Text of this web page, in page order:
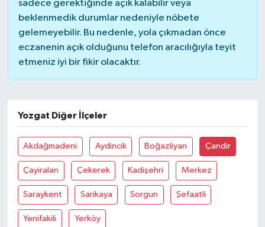
sadece gerektiğinde açık kalabilir veya
beklenmedik durumlar nedeniyle nöbete
gelemeyebilir. Bu nedenle, yola çıkmadan önce
eczanenin açık olduğunu telefon aracılığıyla teyit
etmeniz iyi bir fikir olacaktır.
Yozgat Diğer İlçeler
Akdağmadeni Aydincik Boğazliyan Çandir
Çayiralan Çekerek Kadişehri Merkez
Saraykent Sarikaya Sorgun Şefaatli
Yenifakili Yerköy